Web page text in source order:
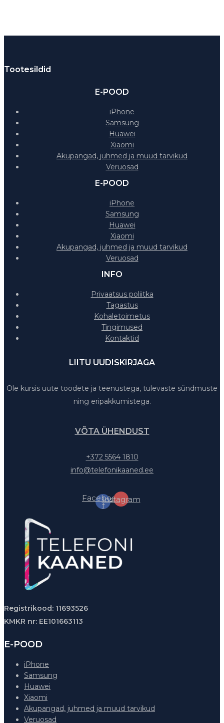
Tootesildid
E-POOD
iPhone
Samsung
Huawei
Xiaomi
Akupangad, juhmed ja muud tarvikud
Veruosad
E-POOD
iPhone
Samsung
Huawei
Xiaomi
Akupangad, juhmed ja muud tarvikud
Veruosad
INFO
Privaatsus poliitka
Tagastus
Kohaletoimetus
Tingimused
Kontaktid
LIITU UUDISKIRJAGA
Ole kursis uute toodete ja teenustega, tulevaste sündmuste
ning eripakkumistega.
VÕTA ÜHENDUST
+372 5564 1810
info@telefonikaaned.ee
Facebook-
f
Instagram
Registrikood: 11693526
KMKR nr: EE101663113
E-POOD
iPhone
Samsung
Huawei
Xiaomi
Akupangad, juhmed ja muud tarvikud
Veruosad